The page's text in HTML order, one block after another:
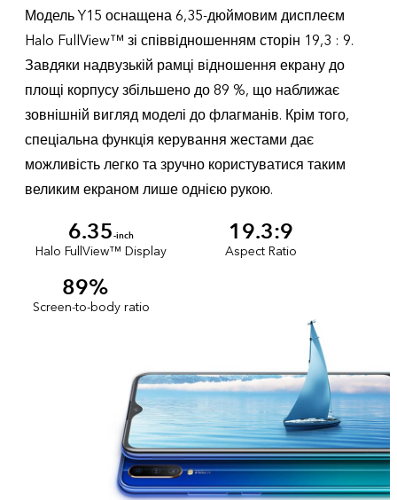
Модель Y15 оснащена 6,35-дюймовим дисплеєм
Halo FullView™ зі співвідношенням сторін 19,3 : 9.
Завдяки надвузькій рамці відношення екрану до
площі корпусу збільшено до 89 %, що наближає
зовнішній вигляд моделі до флагманів. Крім того,
спеціальна функція керування жестами дає
можливість легко та зручно користуватися таким
великим екраном лише однією рукою.
6.35-inch
Halo FullView™ Display
19.3:9
Aspect Ratio
89%
Screen-to-body ratio